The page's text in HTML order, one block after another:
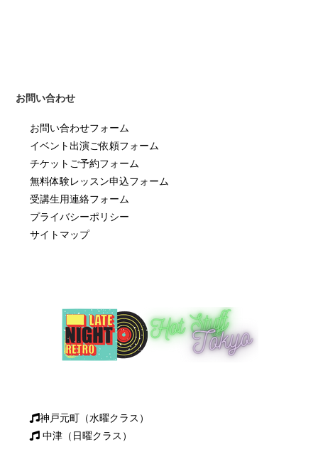
お問い合わせ
お問い合わせフォーム
イベント出演ご依頼フォーム
チケットご予約フォーム
無料体験レッスン申込フォーム
受講生用連絡フォーム
プライバシーポリシー
サイトマップ
神戸元町（水曜クラス）
中津（日曜クラス）